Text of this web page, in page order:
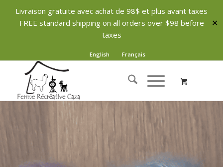
Livraison gratuite avec achat de 98$ et plus avant taxes
FREE standard shipping on all orders over $98 before
taxes
✕
English Français